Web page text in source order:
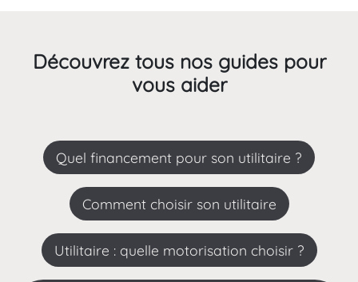
Découvrez tous nos guides pour
vous aider
Quel financement pour son utilitaire ?
Comment choisir son utilitaire
Utilitaire : quelle motorisation choisir ?